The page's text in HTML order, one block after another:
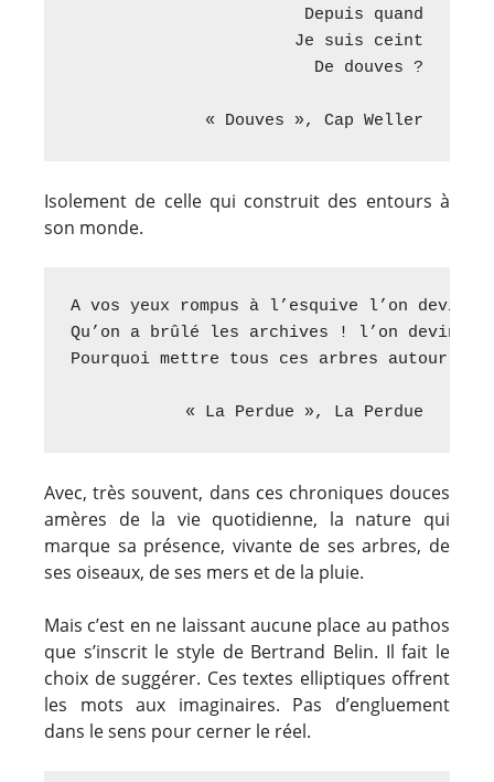
Depuis quand
Je suis ceint
De douves ?
« Douves », Cap Weller
Isolement de celle qui construit des entours à
son monde.
A vos yeux rompus à l’esquive l’on devine
Qu’on a brûlé les archives ! l’on devine
Pourquoi mettre tous ces arbres autour de
« La Perdue », La Perdue
Avec, très souvent, dans ces chroniques douces
amères de la vie quotidienne, la nature qui
marque sa présence, vivante de ses arbres, de
ses oiseaux, de ses mers et de la pluie.
Mais c’est en ne laissant aucune place au pathos
que s’inscrit le style de Bertrand Belin. Il fait le
choix de suggérer. Ces textes elliptiques offrent
les mots aux imaginaires. Pas d’engluement
dans le sens pour cerner le réel.